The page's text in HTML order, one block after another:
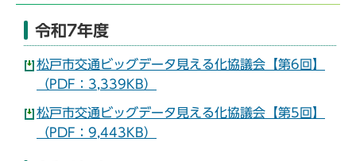
令和7年度
松戸市交通ビッグデータ見える化協議会【第6回】
（PDF：3,339KB）
松戸市交通ビッグデータ見える化協議会【第5回】
（PDF：9,443KB）